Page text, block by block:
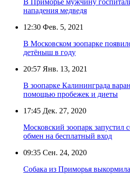
нападения медведя
12:30 Фев. 5, 2021
В Московском зоопарке
детёныш в году
20:57 Янв. 13, 2021
В зоопарке Калининграда
помощью пробежек и диеты
17:45 Дек. 27, 2020
Московский зоопарк запустил
обмен на бесплатный вход
09:35 Сен. 24, 2020
Собака из Приморья